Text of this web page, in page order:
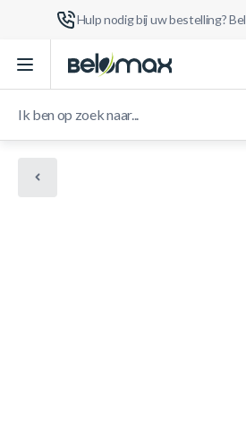
Hulp nodig bij uw bestelling? Bel
Ga naar de inhoud